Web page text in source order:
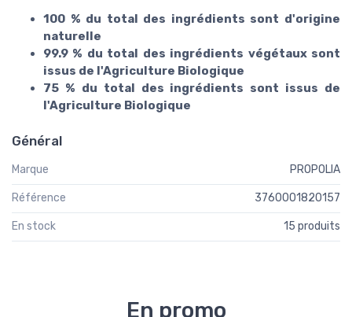
100 % du total des ingrédients sont d'origine
naturelle
99.9 % du total des ingrédients végétaux sont
issus de l'Agriculture Biologique
75 % du total des ingrédients sont issus de
l'Agriculture Biologique
Général
Marque PROPOLIA
Référence 3760001820157
En stock 15 produits
En promo